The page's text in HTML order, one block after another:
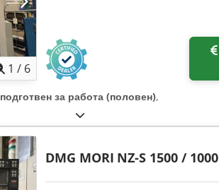
1 / 6
подготвен за работа (половен),
DMG MORI NZ-S 1500 / 1000